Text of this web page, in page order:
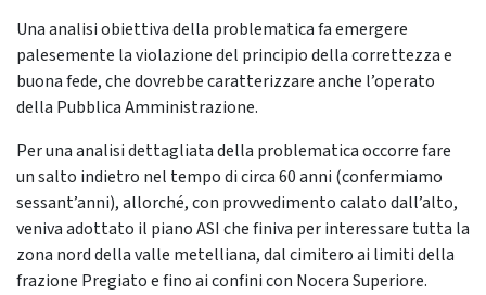
Una analisi obiettiva della problematica fa emergere
palesemente la violazione del principio della correttezza e
buona fede, che dovrebbe caratterizzare anche l’operato
della Pubblica Amministrazione.
Per una analisi dettagliata della problematica occorre fare
un salto indietro nel tempo di circa 60 anni (confermiamo
sessant’anni), allorché, con provvedimento calato dall’alto,
veniva adottato il piano ASI che finiva per interessare tutta la
zona nord della valle metelliana, dal cimitero ai limiti della
frazione Pregiato e fino ai confini con Nocera Superiore.